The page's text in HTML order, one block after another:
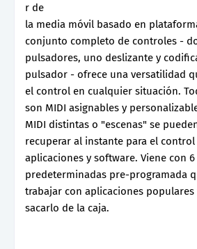
r de
la media móvil basado en
conjunto completo de controles -
pulsadores, uno deslizante y
pulsador - ofrece una versatilidad
el control en cualquier situación.
son MIDI asignables y
MIDI distintas o "escenas" se
recuperar al instante para el
aplicaciones y software. Viene con 6
predeterminadas pre-programada
trabajar con aplicaciones
sacarlo de la caja.